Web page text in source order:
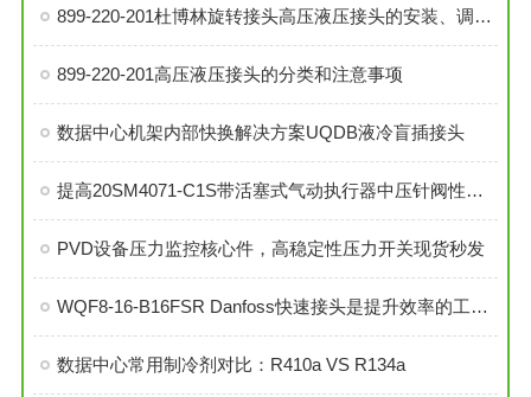
899-220-201杜博林旋转接头高压液压接头的安装、调试与维护技巧
899-220-201高压液压接头的分类和注意事项
数据中心机架内部快换解决方案UQDB液冷盲插接头
提高20SM4071-C1S带活塞式气动执行器中压针阀性能的技巧
PVD设备压力监控核心件，高稳定性压力开关现货秒发
WQF8-16-B16FSR Danfoss快速接头是提升效率的工业连接解决方案
数据中心常用制冷剂对比：R410a VS R134a